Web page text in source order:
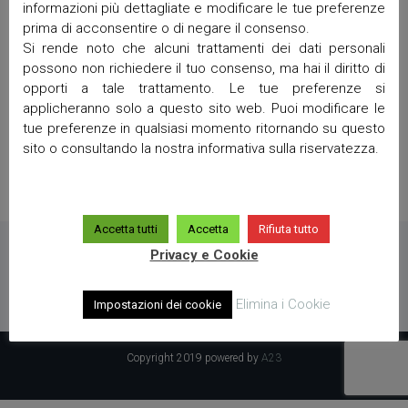
Lorem Ipsum Little Flower Playground – description
Copyright 2019 powered by A23
informazioni più dettagliate e modificare le tue preferenze
prima di acconsentire o di negare il consenso.
Si rende noto che alcuni trattamenti dei dati personali
possono non richiedere il tuo consenso, ma hai il diritto di
opporti a tale trattamento. Le tue preferenze si
applicheranno solo a questo sito web. Puoi modificare le
tue preferenze in qualsiasi momento ritornando su questo
sito o consultando la nostra informativa sulla riservatezza.
Accetta tutti Accetta Rifiuta tutto
Privacy e Cookie
Impostazioni dei cookie Elimina i Cookie